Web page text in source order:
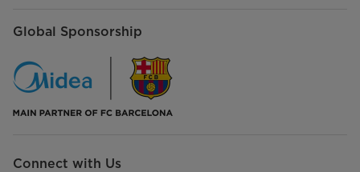
Global Sponsorship
Connect with Us